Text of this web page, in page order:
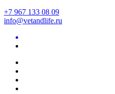
+7 967 133 08 09
info@vetandlife.ru